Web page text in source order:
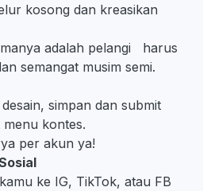
kosong dan kreasikan
adalah pelangi harus
semangat musim semi.
simpan dan submit
kontes.
per akun ya!
ke IG, TikTok, atau FB